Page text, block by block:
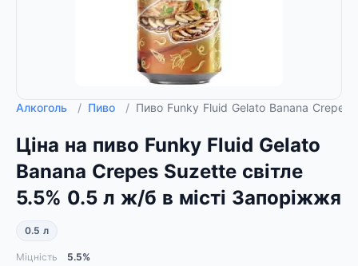
Алкоголь / Пиво / Пиво Funky Fluid Gelato Banana Crepes
Ціна на пиво Funky Fluid Gelato
Banana Crepes Suzette світле
5.5% 0.5 л ж/б в місті Запоріжжя
0.5 л
Міцність
5.5%